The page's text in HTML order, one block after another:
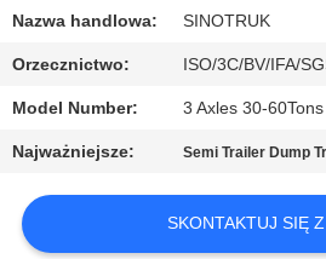
KONTROLA
SKONTAKTUJ
SIĘ
Nazwa handlowa: SINOTRUK
Orzecznictwo: ISO/3C/BV/IFA/
Model Number: 3 Axles 30-60Tons
Najważniejsze: Semi Trailer Dump
SKONTAKTUJ SIĘ